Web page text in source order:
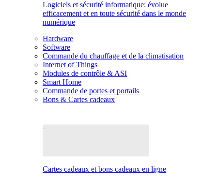
Logiciels et sécurité informatique: évolue
efficacement et en toute sécurité dans le monde
numérique
Hardware
Software
Commande du chauffage et de la climatisation
Internet of Things
Modules de contrôle & ASI
Smart Home
Commande de portes et portails
Bons & Cartes cadeaux
Cartes cadeaux et bons cadeaux en ligne